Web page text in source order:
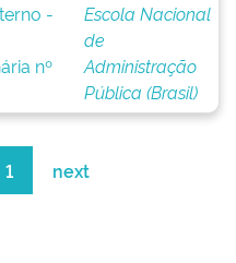
-
nº
Escola Nacional
de
Administração
Pública (Brasil)
1 next